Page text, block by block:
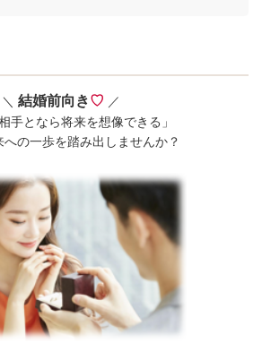
＼ 結婚前向き♡ ／
手となら将来を想像できる」
への一歩を踏み出しませんか？